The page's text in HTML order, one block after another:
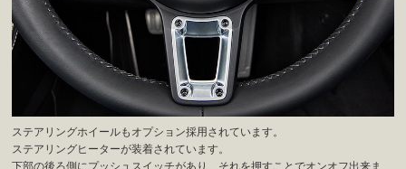
ステアリングホイールもオプション採用されています。
ステアリングヒーターが装着されています。
下部の後ろ側にプッシュスイッチがあり、それを押すことでオンオフ出来ま